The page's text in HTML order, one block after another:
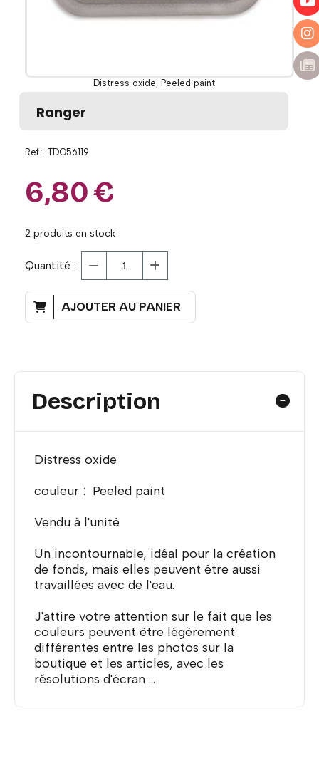
Distress oxide, Peeled paint
Ranger
Ref : TDO56119
6,80€
2 produits en stock
Quantité :
AJOUTER AU PANIER
Description
Distress oxide
couleur : Peeled paint
Vendu à l'unité
Un incontournable, idéal pour la création
de fonds, mais elles peuvent être aussi
travaillées avec de l'eau.
J'attire votre attention sur le fait que les
couleurs peuvent être légèrement
différentes entre les photos sur la
boutique et les articles, avec les
résolutions d'écran ...